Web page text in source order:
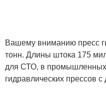
Вашему вниманию пресс
тонн. Длины штока 175
для СТО, в промышленных
гидравлических прессов